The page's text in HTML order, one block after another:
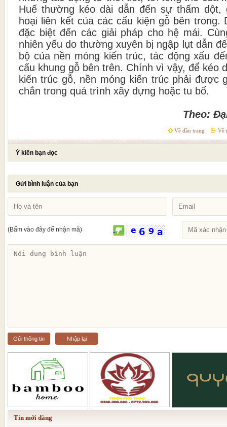
Huế thường kéo dài dẫn đến sự thấm dột,
hoại liên kết của các cấu kiện gỗ bên trong.
đặc biệt đến các giải pháp cho hệ mái.
nhiên yếu do thường xuyên bị ngập lụt dẫn
bộ của nền móng kiến trúc, tác động xấu
cấu khung gỗ bên trên. Chính vì vậy, để kéo
kiến trúc gỗ, nền móng kiến trúc phải được
chắn trong quá trình xây dựng hoặc tu bổ.
Theo: Đ
Về đầu trang Về
Ý kiến bạn đọc
Gửi bình luận của bạn
(Bấm vào đây để nhận mã)
Gửi thông tin Nhập lại
Tin mới đăng